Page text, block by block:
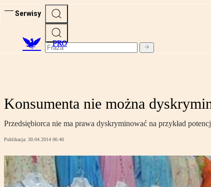
Serwisy
PRO
Konsumenta nie można
Przedsiębiorca nie ma prawa dyskryminować na przykład
Publikacja: 30.04.2014 06:40